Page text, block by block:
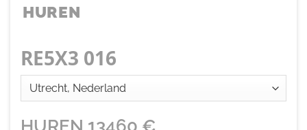
HUREN
RE5X3 016